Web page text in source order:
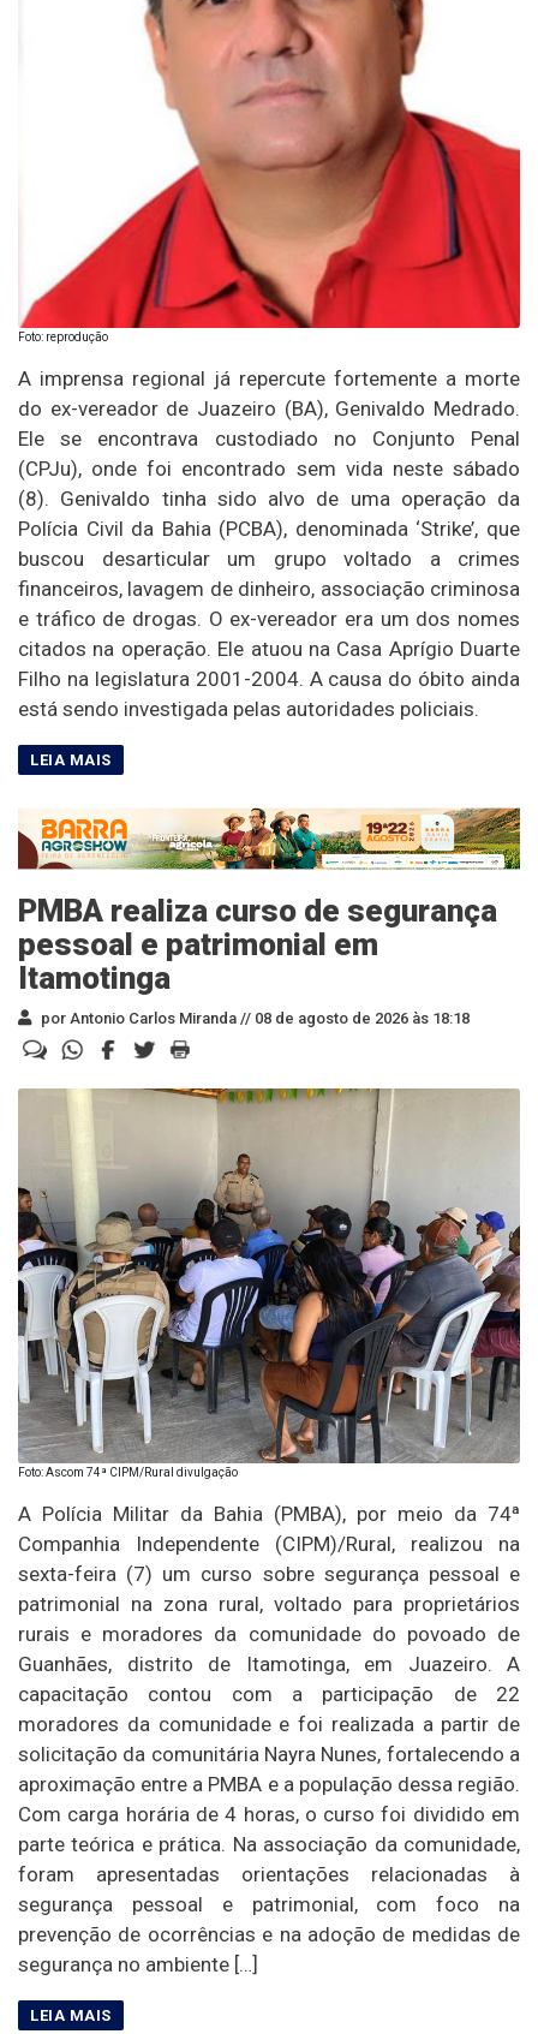
Foto: reprodução
A imprensa regional já repercute fortemente a morte
do ex-vereador de Juazeiro (BA), Genivaldo Medrado.
Ele se encontrava custodiado no Conjunto Penal
(CPJu), onde foi encontrado sem vida neste sábado
(8). Genivaldo tinha sido alvo de uma operação da
Polícia Civil da Bahia (PCBA), denominada ‘Strike’, que
buscou desarticular um grupo voltado a crimes
financeiros, lavagem de dinheiro, associação criminosa
e tráfico de drogas. O ex-vereador era um dos nomes
citados na operação. Ele atuou na Casa Aprígio Duarte
Filho na legislatura 2001-2004. A causa do óbito ainda
está sendo investigada pelas autoridades policiais.
PMBA realiza curso de segurança
pessoal e patrimonial em
Itamotinga
por Antonio Carlos Miranda // 08 de agosto de 2026 às 18:18
Foto: Ascom 74ª CIPM/Rural divulgação
A Polícia Militar da Bahia (PMBA), por meio da 74ª
Companhia Independente (CIPM)/Rural, realizou na
sexta-feira (7) um curso sobre segurança pessoal e
patrimonial na zona rural, voltado para proprietários
rurais e moradores da comunidade do povoado de
Guanhães, distrito de Itamotinga, em Juazeiro. A
capacitação contou com a participação de 22
moradores da comunidade e foi realizada a partir de
solicitação da comunitária Nayra Nunes, fortalecendo a
aproximação entre a PMBA e a população dessa região.
Com carga horária de 4 horas, o curso foi dividido em
parte teórica e prática. Na associação da comunidade,
foram apresentadas orientações relacionadas à
segurança pessoal e patrimonial, com foco na
prevenção de ocorrências e na adoção de medidas de
segurança no ambiente […]